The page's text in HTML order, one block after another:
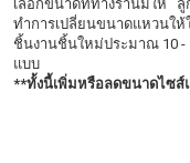
เลือกขนาดที่ทางร้านมีให้ ลู
ทำการเปลี่ยนขนาดแหวนใ
ชิ้นงานชิ้นใหม่ประมาณ 10 -
แบบ
**ทั้งนี้เพิ่มหรือลดขนาดไซส์